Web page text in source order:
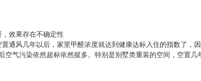
效果存在不确定性
通风几年以后，家里甲醛浓度就达到健康达标入住的指数了，
空气污染依然超标依然挺多。特别是别墅类重装的空间，空置